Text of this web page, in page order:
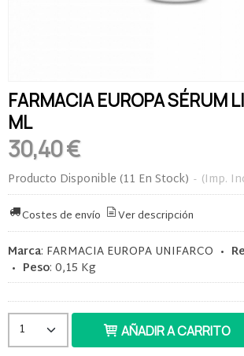
FARMACIA EUROPA SÉRUM
ML
30,40 €
Producto Disponible (11 En Stock) - (Imp.
Costes de envío Ver descripción
Marca: FARMACIA EUROPA UNIFARCO •
• Peso: 0,15 Kg
AÑADIR A CARRITO